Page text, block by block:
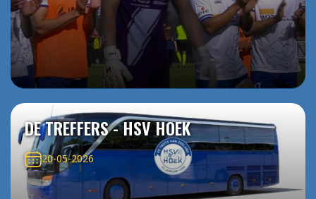
DE TREFFERS - HSV HOEK
20-05-2026